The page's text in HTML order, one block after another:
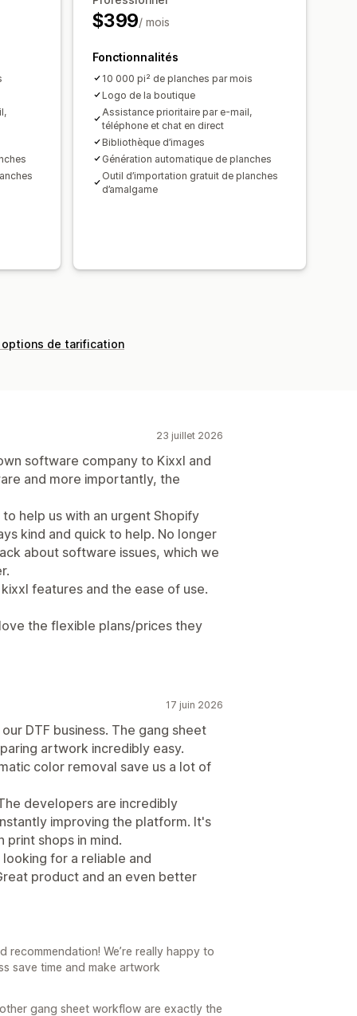
$399/ mois
Fonctionnalités
10 000 pi² de planches par mois
Logo de la boutique
Assistance prioritaire par e-mail,
téléphone et chat en direct
Bibliothèque d’images
Génération automatique de planches
Outil d’importation gratuit de planches
d’amalgame
de tarification
23 juillet 2026
software company to Kixxl and
and more importantly, the
help us with an urgent Shopify
kind and quick to help. No longer
about software issues, which we
features and the ease of use.
the flexible plans/prices they
17 juin 2026
DTF business. The gang sheet
artwork incredibly easy.
color removal save us a lot of
developers are incredibly
improving the platform. It's
shops in mind.
for a reliable and
product and an even better
We’re really happy to
save time and make artwork
gang sheet workflow are exactly the